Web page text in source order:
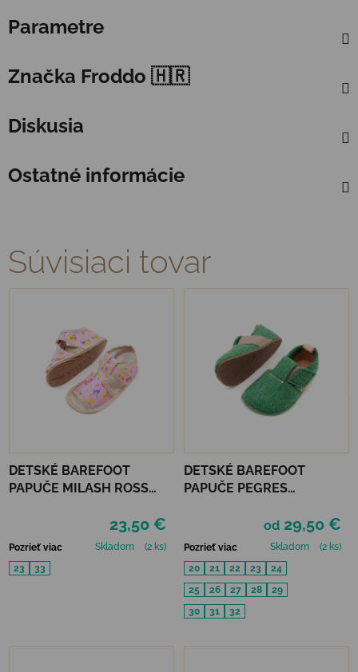
Parametre
Značka Froddo 🇭🇷
Diskusia
Ostatné informácie
Súvisiaci tovar
DETSKÉ BAREFOOT
PAPUČE MILASH ROSS
23,50 €
Pozrieť viac Skladom
(2 ks)
23
33
DETSKÉ BAREFOOT
PAPUČE PEGRES
od 29,50 €
Pozrieť viac Skladom
(2 ks)
20
21 22 23
24
25
26 27 28
29
30
31 32